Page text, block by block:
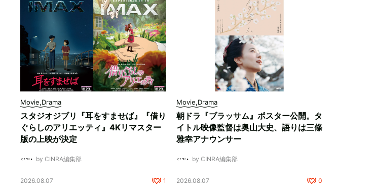
Movie,Drama
スタジオジブリ『耳をすませば』『借り
ぐらしのアリエッティ』4Kリマスター
版の上映が決定
by CINRA編集部
2026.08.07 1
Movie,Drama
朝ドラ『ブラッサム』ポスター公開。タ
イトル映像監督は奥山大史、語りは三條
雅幸アナウンサー
by CINRA編集部
2026.08.07 0